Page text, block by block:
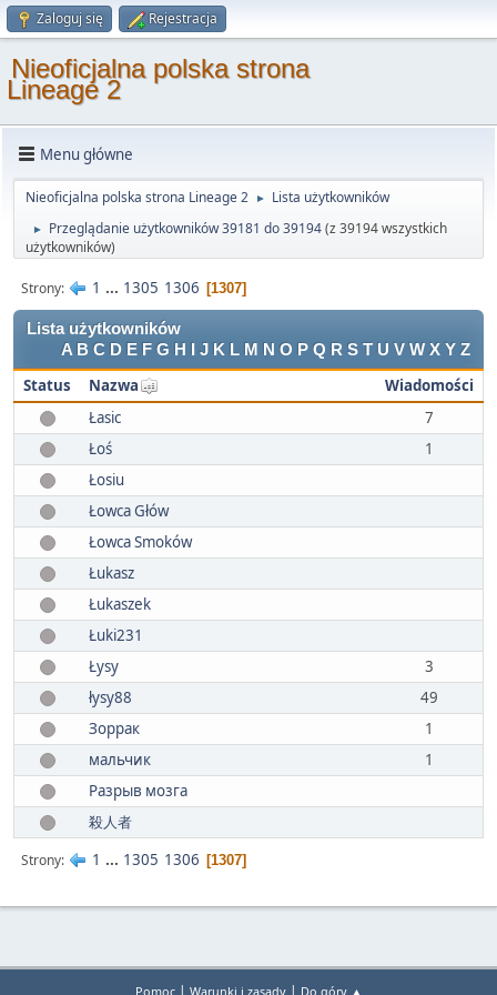
Zaloguj się Rejestracja
Nieoficjalna polska strona
Lineage 2
Menu główne
Nieoficjalna polska strona Lineage 2 ► Lista użytkowników
► Przeglądanie użytkowników 39181 do 39194(z 39194 wszystkich
użytkowników)
Strony 1 ... 1305 1306 1307
Lista użytkowników
A B C D E F G H J K L M N O P Q R S T U V W X Y Z
Status Nazwa
Wiadomości
Łasic
7
Łoś
1
Łosiu
Łowca Głów
Łowca Smoków
Łukasz
Łukaszek
Łuki231
Łysy
3
łysy88
49
Зоррак
1
мальчик
1
Разрыв мозга
殺人者
Strony 1 ... 1305 1306 1307
Pomoc Warunki i zasady Do góry ▲